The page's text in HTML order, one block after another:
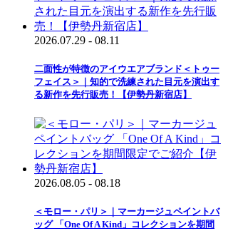
2026.07.29 - 08.11
二面性が特徴のアイウエアブランド＜トゥー
フェイス＞｜知的で洗練された目元を演出す
る新作を先行販売！【伊勢丹新宿店】
2026.08.05 - 08.18
＜モロー・パリ＞｜マーカージュペイントバ
ッグ 「One Of A Kind」コレクションを期間